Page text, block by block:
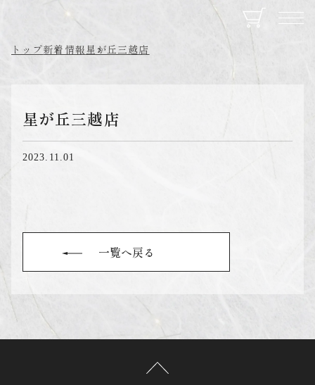
トップ新着情報星が丘三越店
星が丘三越店
2023.11.01
一覧へ戻る